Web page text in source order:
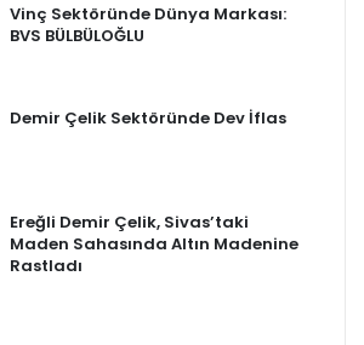
Vinç Sektöründe Dünya Markası:
BVS BÜLBÜLOĞLU
Demir Çelik Sektöründe Dev İflas
Ereğli Demir Çelik, Sivas’taki
Maden Sahasında Altın Madenine
Rastladı